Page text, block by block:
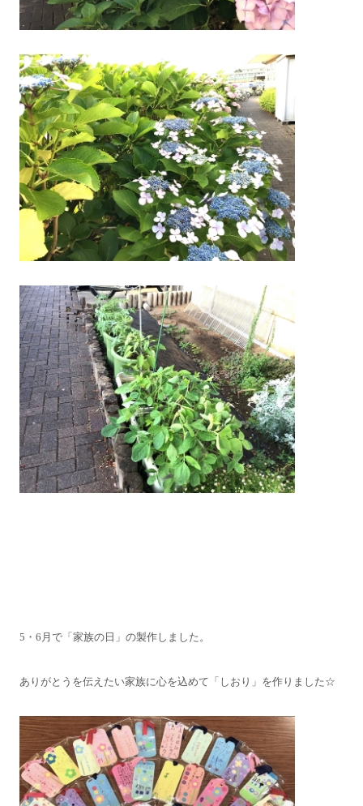
5・6月で「家族の日」の製作しました。
ありがとうを伝えたい家族に心を込めて「しおり」を作りました☆